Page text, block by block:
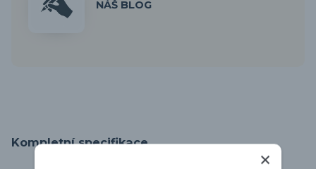
NÁŠ BLOG
Kompletní specifikace